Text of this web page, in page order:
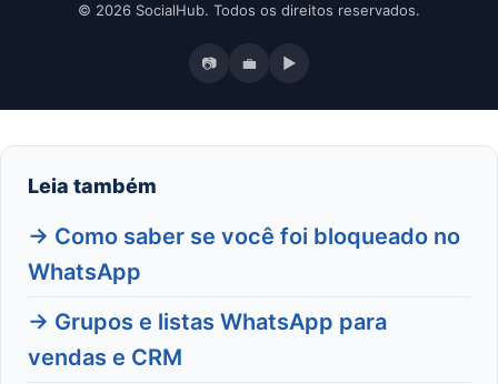
© 2026 SocialHub. Todos os direitos reservados.
📷 💼 ▶
Leia também
→ Como saber se você foi bloqueado no
WhatsApp
→ Grupos e listas WhatsApp para
vendas e CRM